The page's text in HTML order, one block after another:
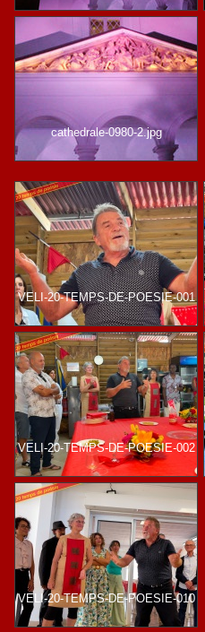
cathedrale-0980-2.jpg
VELI-20-TEMPS-DE-POESIE-001
VELI-20-TEMPS-DE-POESIE-002
VELI-20-TEMPS-DE-POESIE-010